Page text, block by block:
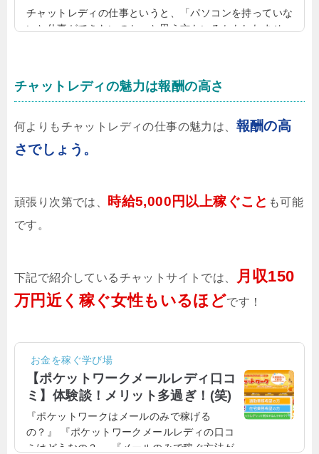
チャットレディの仕事というと、「パソコンを持っていな
いと仕事ができないのか」と思う方もいるかもしれませ
で、だいぶ楽ですよね。そこで、スマホでできるチャット
トレディの仕事って何？そもそもチャットレディの仕事に
は、チャットサイトを通して男性客...
チャットレディの魅力は報酬の高さ
何よりもチャットレディの仕事の魅力は、 報酬の高
さでしょう。
頑張り次第では、 時給5,000円以上稼ぐこと も可能
です。
下記で紹介しているチャットサイトでは、
月収150
万円近く稼ぐ女性もいるほどです！
お金を稼ぐ学び場
【ポケットワークメールレディ口コ
ミ】体験談！メリット多過ぎ！(笑)
『ポケットワークはメールのみで稼げる
の？』 『ポケットワークメールレディの口コ
ミはどうなの？』 『メールのみで稼ぐ方法が